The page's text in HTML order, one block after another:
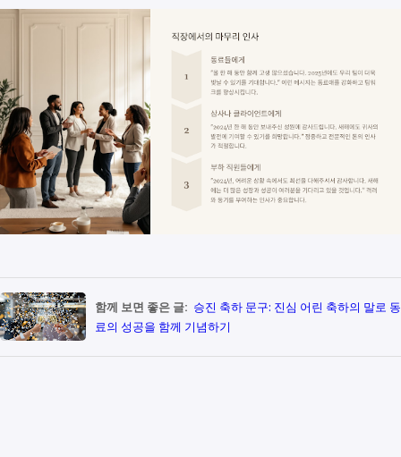
함께 보면 좋은 글: 승진 축하 문구: 진심 어린 축하의 말로 동
료의 성공을 함께 기념하기